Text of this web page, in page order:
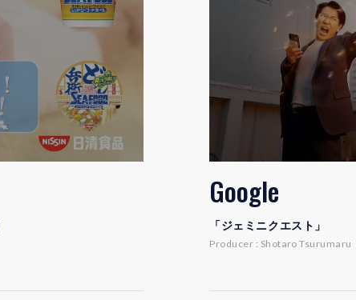
Google
「ジェミニクエスト」
Producer : Shotaro Tsurumaru